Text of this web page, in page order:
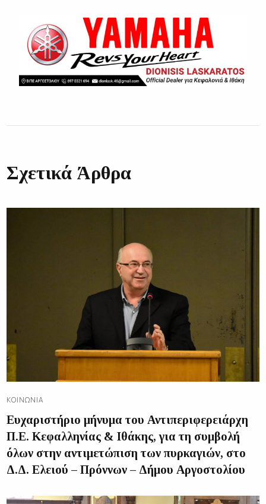
Σχετικά Άρθρα
ΚΟΙΝΩΝΊΑ
Ευχαριστήριο μήνυμα του Αντιπεριφερειάρχη
Π.Ε. Κεφαλληνίας & Ιθάκης, για τη συμβολή
όλων στην αντιμετώπιση των πυρκαγιών, στο
Δ.Δ. Ελειού – Πρόννων – Δήμου Αργοστολίου